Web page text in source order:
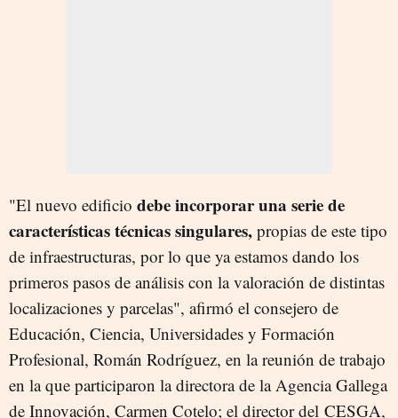
"El nuevo edificio debe incorporar una serie de
características técnicas singulares, propias de este tipo
de infraestructuras, por lo que ya estamos dando los
primeros pasos de análisis con la valoración de distintas
localizaciones y parcelas", afirmó el consejero de
Educación, Ciencia, Universidades y Formación
Profesional, Román Rodríguez, en la reunión de trabajo
en la que participaron la directora de la Agencia Gallega
de Innovación, Carmen Cotelo; el director del CESGA,